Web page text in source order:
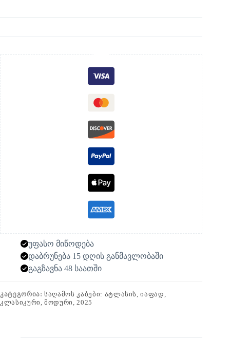
უფასო მიწოდება
დაბრუნება 15 დღის განმავლობაში
გაგზავნა 48 საათში
ᲙᲐᲢᲔᲒᲝᲠᲘᲐ:ᲡᲐᲦᲐᲛᲝᲡ ᲙᲐᲑᲔᲑᲘ: ᲐᲢᲚᲐᲡᲘᲡ, ᲘᲐᲤᲐᲓ,
ᲙᲚᲐᲡᲘᲙᲣᲠᲘ, ᲛᲝᲓᲣᲠᲘ, 2025